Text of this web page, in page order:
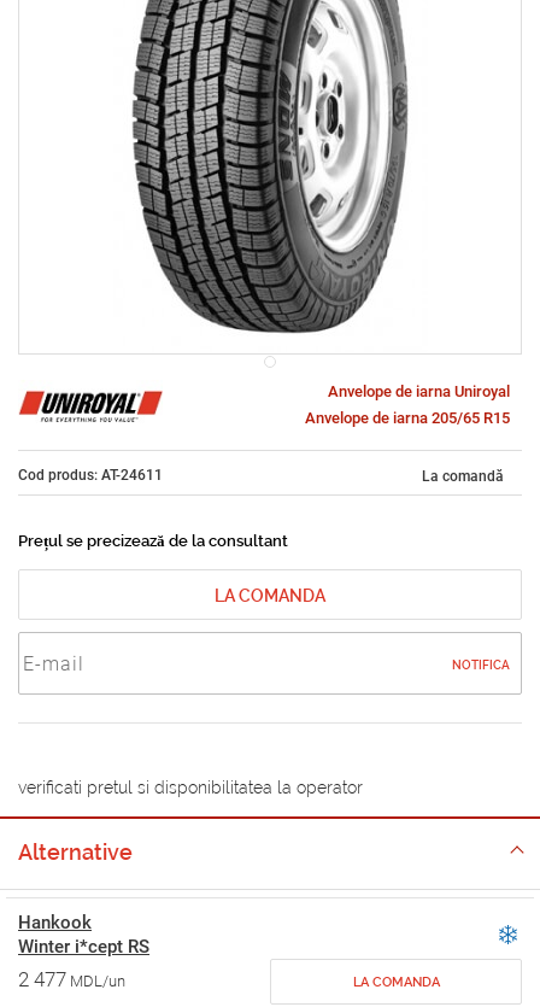
Anvelope de iarna Uniroyal
Anvelope de iarna 205/65 R15
Cod produs: AT-24611 La comandă
Prețul se precizează de la consultant
LA COMANDA
NOTIFICA
verificati pretul si disponibilitatea la operator
Alternative
Hankook
Winter i*cept RS
2 477 MDL/un LA COMANDA